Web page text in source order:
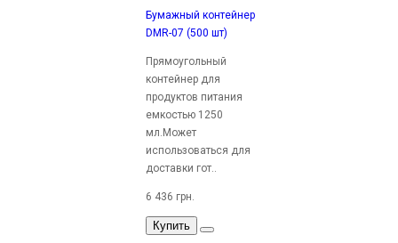
Бумажный контейнер
DMR-07 (500 шт)
Прямоугольный
контейнер для
продуктов питания
емкостью 1250
мл.Может
использоваться для
доставки гот..
6 436 грн.
Купить